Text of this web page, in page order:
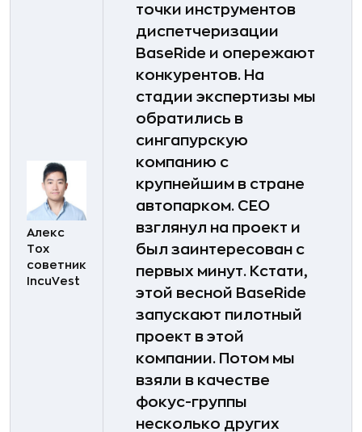
Алекc
Тох
советник
IncuVest
точки инструментов
диспетчеризации
BaseRide и опережают
конкурентов. На
стадии экспертизы мы
обратились в
сингапурскую
компанию с
крупнейшим в стране
автопарком. CEO
взглянул на проект и
был заинтересован с
первых минут. Кстати,
этой весной BaseRide
запускают пилотный
проект в этой
компании. Потом мы
взяли в качестве
фокус-­группы
несколько других